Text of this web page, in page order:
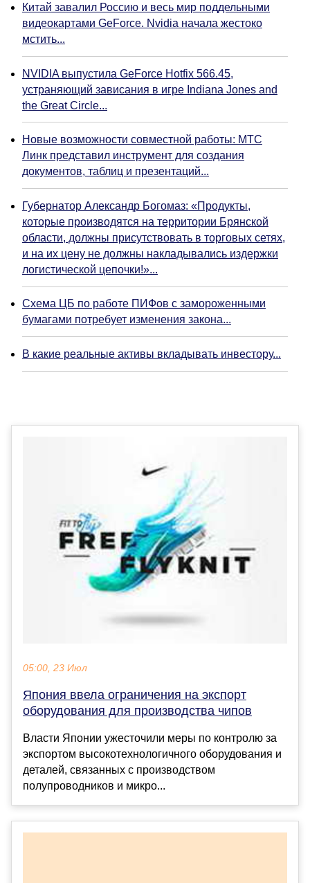
Китай завалил Россию и весь мир поддельными
видеокартами GeForce. Nvidia начала жестоко
мстить...
NVIDIA выпустила GeForce Hotfix 566.45,
устраняющий зависания в игре Indiana Jones and
the Great Circle...
Новые возможности совместной работы: МТС
Линк представил инструмент для создания
документов, таблиц и презентаций...
Губернатор Александр Богомаз: «Продукты,
которые производятся на территории Брянской
области, должны присутствовать в торговых сетях,
и на их цену не должны накладывались издержки
логистической цепочки!»...
Схема ЦБ по работе ПИФов с замороженными
бумагами потребует изменения закона...
В какие реальные активы вкладывать инвестору...
05:00, 23 Июл
Япония ввела ограничения на экспорт
оборудования для производства чипов
Власти Японии ужесточили меры по контролю за
экспортом высокотехнологичного оборудования и
деталей, связанных с производством
полупроводников и микро...